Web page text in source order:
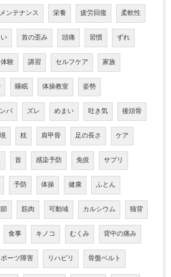
メンテナンス 栄養 疲労回復 柔軟性
首の歪み 頭痛 習慣 ずれ
体験 講習 セルフケア 家族
睡眠 体操教室 姿勢
パ ズレ めまい 吐き気 後頭骨
枕 肩甲骨 足の長さ ケア
首 感染予防 免疫 サプリ
予防 体操 健康 ふとん
筋肉 可動域 カルシウム 猫背
食事 キノコ むくみ 背中の痛み
ーツ障害 リハビリ 骨盤ベルト